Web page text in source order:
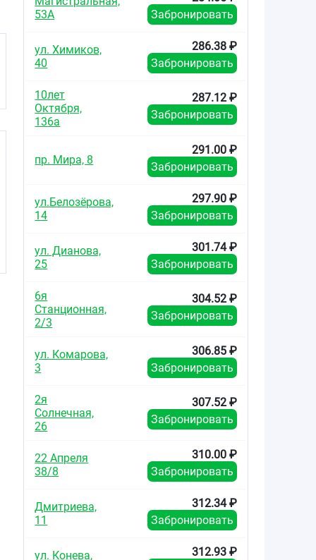
53А
Забронировать
ул. Химиков,
40
286.38 ₽
Забронировать
10лет
Октября,
136а
287.12 ₽
Забронировать
пр. Мира, 8
291.00 ₽
Забронировать
ул.Белозёрова,
14
297.90 ₽
Забронировать
ул. Дианова,
25
301.74 ₽
Забронировать
6я
Станционная,
2/3
304.52 ₽
Забронировать
ул. Комарова,
3
306.85 ₽
Забронировать
2я
Солнечная,
26
307.52 ₽
Забронировать
22 Апреля
38/8
310.00 ₽
Забронировать
Дмитриева,
11
312.34 ₽
Забронировать
ул. Конева,
312.93 ₽